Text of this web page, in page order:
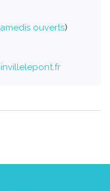
ouverts)